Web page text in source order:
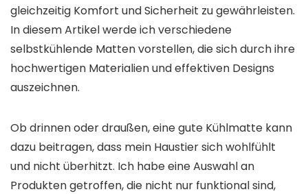
gleichzeitig Komfort und Sicherheit zu gewährleisten.
In diesem Artikel werde ich verschiedene
selbstkühlende Matten vorstellen, die sich durch ihre
hochwertigen Materialien und effektiven Designs
auszeichnen.
Ob drinnen oder draußen, eine gute Kühlmatte kann
dazu beitragen, dass mein Haustier sich wohlfühlt
und nicht überhitzt. Ich habe eine Auswahl an
Produkten getroffen, die nicht nur funktional sind,